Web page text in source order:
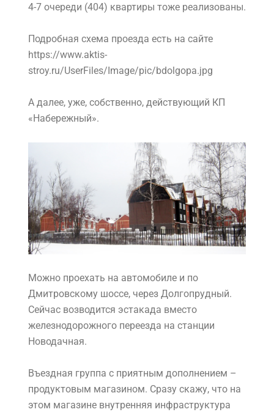
4-7 очереди (404) квартиры тоже реализованы.
Подробная схема проезда есть на сайте
https://www.aktis-
stroy.ru/UserFiles/Image/pic/bdolgopa.jpg
А далее, уже, собственно, действующий КП
«Набережный».
Можно проехать на автомобиле и по
Дмитровскому шоссе, через Долгопрудный.
Сейчас возводится эстакада вместо
железнодорожного переезда на станции
Новодачная.
Въездная группа с приятным дополнением –
продуктовым магазином. Сразу скажу, что на
этом магазине внутренняя инфраструктура